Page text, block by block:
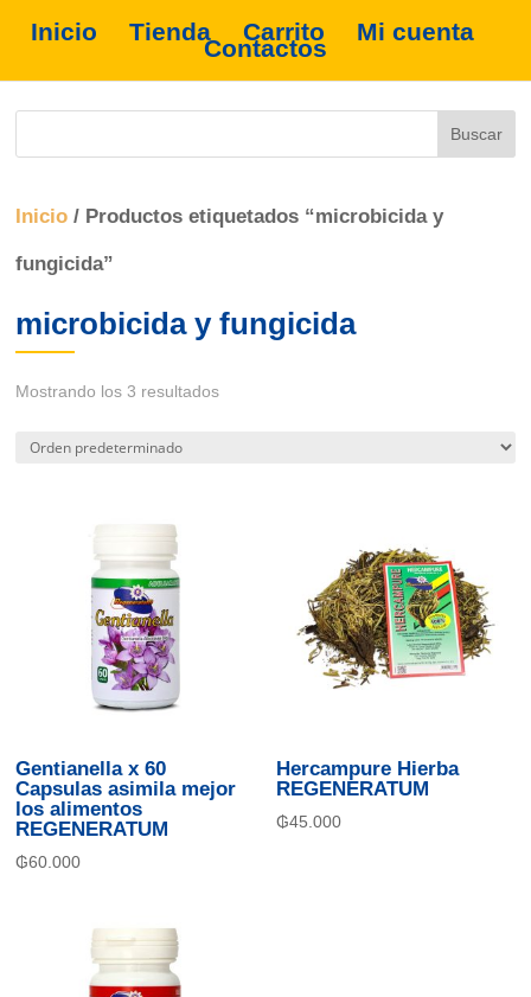
Inicio Tienda Carrito Mi cuenta
Contactos
Inicio / Productos etiquetados “microbicida y
fungicida”
microbicida y fungicida
Mostrando los 3 resultados
Gentianella x 60
Capsulas asimila mejor
los alimentos
REGENERATUM
₲60.000
Hercampure Hierba
REGENERATUM
₲45.000